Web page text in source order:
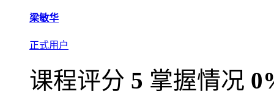
梁敏华
正式用户
课程评分 5 掌握情况